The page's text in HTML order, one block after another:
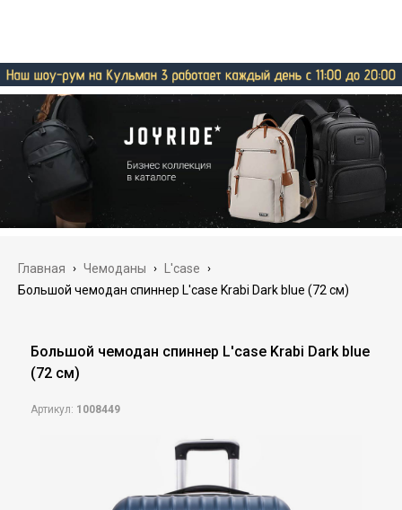
Главная › Чемоданы › L'case ›
Большой чемодан спиннер L'case Krabi Dark blue (72 см)
Большой чемодан спиннер L'case Krabi Dark blue
(72 см)
Артикул: 1008449